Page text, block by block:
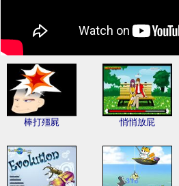
棒打殭屍 悄悄放屁